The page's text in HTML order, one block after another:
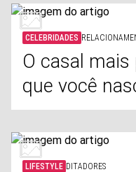
CELEBRIDADES
O casal
que você
LIFESTYLE DITADORES